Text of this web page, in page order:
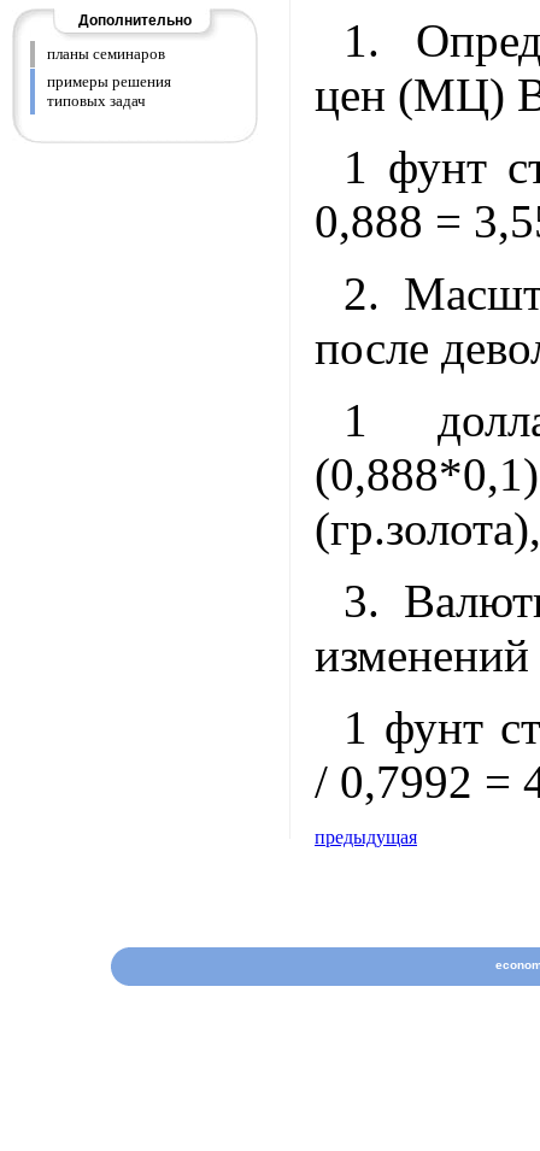
Дополнительно
планы семинаров
примеры решения
типовых задач
1.
цен (МЦ)
1 фунт
0,888 =
2.
после
1
(гр.золота),
3.
изменений
1 фунт
/ 0,7992 =
предыдущая